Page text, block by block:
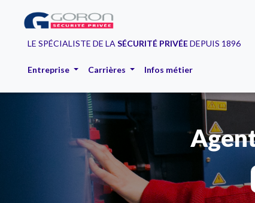
LE SPÉCIALISTE DE LA SÉCURITÉ PRIVÉEDEPUIS 1896
Entreprise Carrières Infos métier